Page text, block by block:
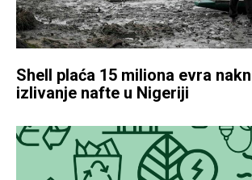
Shell plaća 15 miliona evra
izlivanje nafte u Nigeriji